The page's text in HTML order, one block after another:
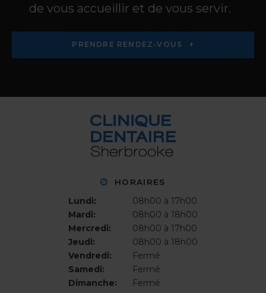
de vous accueillir et de vous servir.
PRENDRE RENDEZ-VOUS
HORAIRES
Lundi:
08h00 à 17h00
Mardi:
08h00 à 18h00
Mercredi:
08h00 à 17h00
Jeudi:
08h00 à 18h00
Vendredi:
Fermé
Samedi:
Fermé
Dimanche:
Fermé